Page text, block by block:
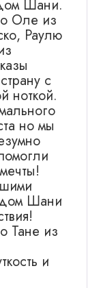
Шани.
Оле из
Раулю
с
ноткой.
но мы
Шани
Тане из
и